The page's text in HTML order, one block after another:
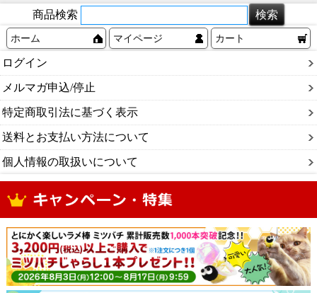
商品検索
ホーム マイページ カート
ログイン
メルマガ申込/停止
特定商取引法に基づく表示
送料とお支払い方法について
個人情報の取扱いについて